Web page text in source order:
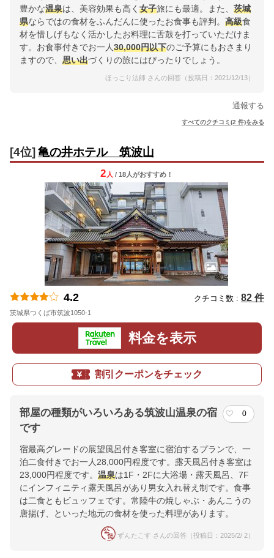
豊かな温泉は、美容効果も高く 女子旅にも最適。また、 茨城
県ならではの食材をふんだんに使ったお食事も評判。 高級食
材を惜しげもなく活かしたお料理に舌鼓を打っていただけま
す。お食事付きでお一人30,000円以下のご予算にもおさまり
ますので、 思い出づくりの旅にはぴったりでしょう。
ほっこり法師 さんの回答（投稿日：2021/12/13）
通報する
すべてのクチコミ(2 件)をみる
[4位] 亀の井ホテル 筑波山
2 人 / 18人がおすすめ！
4.2 クチコミ数 : 82 件
茨城県つくば市筑波1050-1
料金を表示
割引クーポンをチェック
部屋の種類がいろいろある筑波山温泉の宿
です
0
宿最高グレードの展望風呂付き客室に宿泊するプランで、一
泊二食付きでお一人28,000円程度です。露天風呂付き客室は
23,000円程度です。 温泉は1F・2Fに大浴場・露天風呂、7F
にインフィニティ露天風呂があり男女入れ替え制です。食事
は二食ともビュッフェです。常陸牛の焼しゃぶ・あんこうの
唐揚げ、といった地元の食材を使った料理があります。
ずんたこす さんの回答（投稿日：2025/2/ 2）